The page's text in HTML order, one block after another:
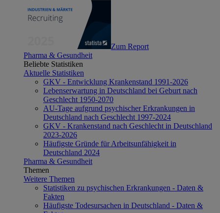
Zum Report
Pharma & Gesundheit
Beliebte Statistiken
Aktuelle Statistiken
GKV - Entwicklung Krankenstand 1991-2026
Lebenserwartung in Deutschland bei Geburt nach
Geschlecht 1950-2070
AU-Tage aufgrund psychischer Erkrankungen in
Deutschland nach Geschlecht 1997-2024
GKV - Krankenstand nach Geschlecht in Deutschland
2023-2026
Häufigste Gründe für Arbeitsunfähigkeit in
Deutschland 2024
Pharma & Gesundheit
Themen
Weitere Themen
Statistiken zu psychischen Erkrankungen - Daten &
Fakten
Häufigste Todesursachen in Deutschland - Daten &